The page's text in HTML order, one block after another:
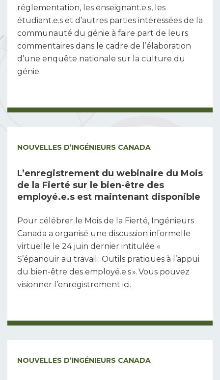
réglementation, les enseignant.e.s, les
étudiant.e.s et d’autres parties intéressées de la
communauté du génie à faire part de leurs
commentaires dans le cadre de l’élaboration
d’une enquête nationale sur la culture du
génie.
NOUVELLES D’INGÉNIEURS CANADA
L’enregistrement du webinaire du Mois
de la Fierté sur le bien-être des
employé.e.s est maintenant disponible
Pour célébrer le Mois de la Fierté, Ingénieurs
Canada a organisé une discussion informelle
virtuelle le 24 juin dernier intitulée «
S’épanouir au travail : Outils pratiques à l’appui
du bien-être des employé.e.s ». Vous pouvez
visionner l’enregistrement ici.
NOUVELLES D’INGÉNIEURS CANADA